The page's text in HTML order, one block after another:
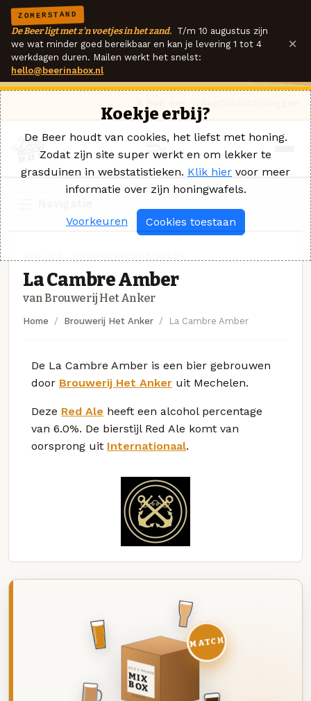
ZOMERSTAND
De Beer ligt met z'n voetjes in het zand. T/m 10 augustus zijn
we wat minder goed bereikbaar en kan je levering 1 tot 4
werkdagen duren. Mailen werkt het snelst:
hello@beerinabox.nl
×
La Cambre Amber
van Brouwerij Het Anker
Home Brouwerij Het Anker La Cambre Amber
De La Cambre Amber is een bier gebrouwen
door Brouwerij Het Anker uit Mechelen.
Deze Red Ale heeft een alcohol percentage
van 6.0%. De bierstijl Red Ale komt van
oorsprong uit Internationaal.
DEZE MAAND
MIX
BOX
8 BIEREN
MATCH
Koekje erbij?
De Beer houdt van cookies, het liefst met honing.
Zodat zijn site super werkt en om lekker te
grasduinen in webstatistieken. Klik hier voor meer
informatie over zijn honingwafels.
Voorkeuren Cookies toestaan